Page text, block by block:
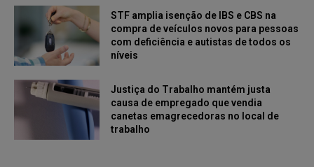
STF amplia isenção de IBS e CBS na
compra de veículos novos para pessoas
com deficiência e autistas de todos os
níveis
Justiça do Trabalho mantém justa
causa de empregado que vendia
canetas emagrecedoras no local de
trabalho